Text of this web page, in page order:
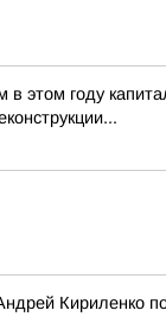
в этом году
Кириленко